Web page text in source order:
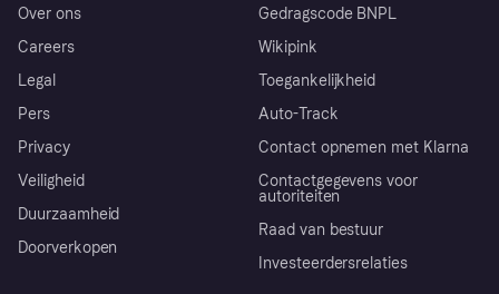
Over ons
Careers
Legal
Pers
Privacy
Veiligheid
Duurzaamheid
Doorverkopen
Gedragscode BNPL
Wikipink
Toegankelijkheid
Auto-Track
Contact opnemen met Klarna
Contactgegevens voor
autoriteiten
Raad van bestuur
Investeerdersrelaties